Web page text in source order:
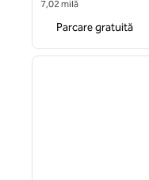
7,02 milă
Parcare gratuită
1 din 12